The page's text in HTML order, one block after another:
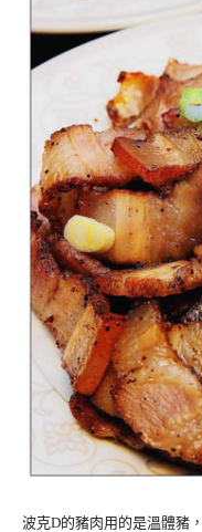
波克D的豬肉用的是溫體豬